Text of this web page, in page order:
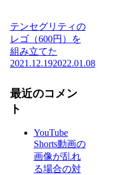
テンセグリティの
レゴ（600円）を
組み立てた
2021.12.192022.01.08
最近のコメン
ト
YouTube
Shorts動画の
画像が乱れ
る場合の対